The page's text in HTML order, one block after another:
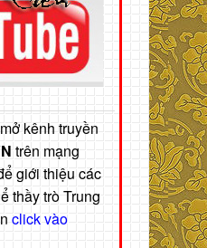
kênh truyền
trên mạng
giới thiệu các
thầy trò Trung
click vào